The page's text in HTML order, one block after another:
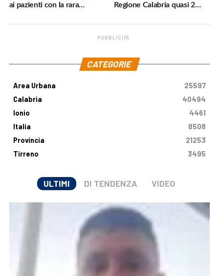
ai pazienti con la rara
Regione Calabria quasi 2
PUBBLICITÀ
CATEGORIE
Area Urbana
25597
Calabria
40494
Ionio
4461
Italia
8508
Provincia
21253
Tirreno
3495
ULTIMI DI TENDENZA VIDEO